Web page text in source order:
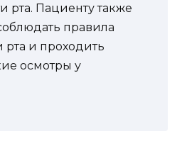
рта. Пациенту также
правила
рта и проходить
осмотры у